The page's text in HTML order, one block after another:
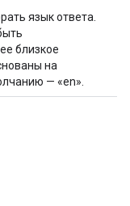
язык ответа.
близкое
на
— «en».